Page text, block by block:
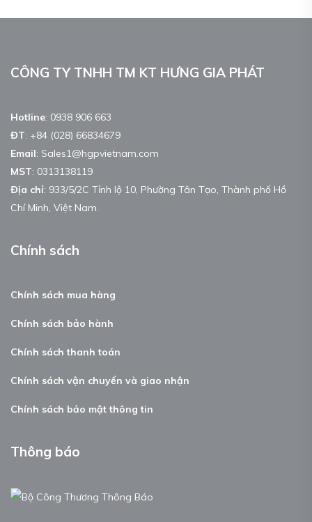
CÔNG TY TNHH TM KT HƯNG GIA PHÁT
Hotline: 0938 906 663
ĐT: +84 (028) 66834679
Email: Sales1@hgpvietnam.com
MST: 0313138119
Địa chỉ: 933/5/2C Tỉnh lộ 10, Phường Tân Tạo, Thành phố Hồ
Chí Minh, Việt Nam.
Chính sách
Chính sách mua hàng
Chính sách bảo hành
Chính sách thanh toán
Chính sách vận chuyển và giao nhận
Chính sách bảo mật thông tin
Thông báo